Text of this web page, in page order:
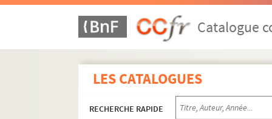
Catalogue
LES CATALOGUES
RECHERCHE RAPIDE